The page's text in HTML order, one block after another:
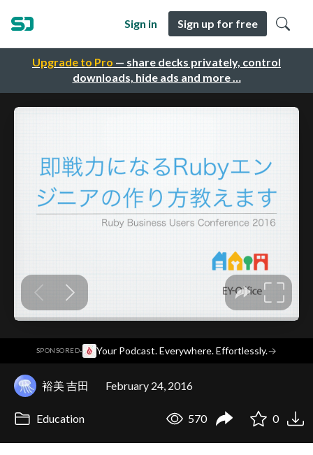
Upgrade to Pro — share decks privately, control
downloads, hide ads and more …
Sign in Sign up for free
SPONSORED· Your Podcast. Everywhere. Effortlessly.→
裕美 吉田 February 24, 2016
Education 570 0